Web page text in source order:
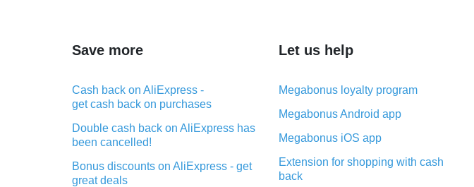
Save more
Cash back on AliExpress -
get cash back on purchases
Double cash back on AliExpress has
been cancelled!
Bonus discounts on AliExpress - get
great deals
Let us help
Megabonus loyalty program
Megabonus Android app
Megabonus iOS app
Extension for shopping with cash
back